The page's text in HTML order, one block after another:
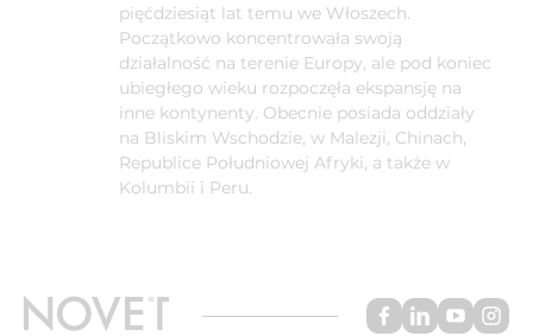
pięćdziesiąt lat temu we Włoszech.
Początkowo koncentrowała swoją
działalność na terenie Europy, ale pod koniec
ubiegłego wieku rozpoczęła ekspansję na
inne kontynenty. Obecnie posiada oddziały
na Bliskim Wschodzie, w Malezji, Chinach,
Republice Południowej Afryki, a także w
Kolumbii i Peru.